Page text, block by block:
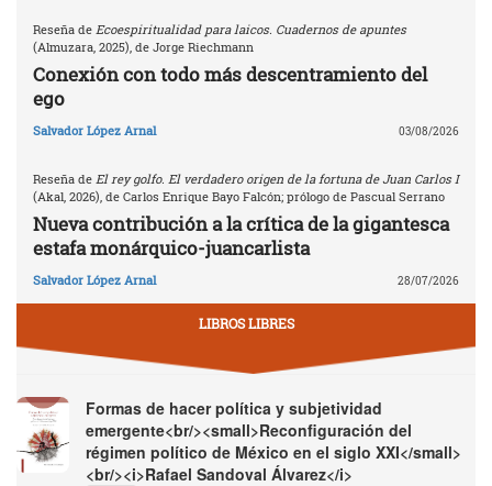
Reseña de Ecoespiritualidad para laicos. Cuadernos de apuntes
(Almuzara, 2025), de Jorge Riechmann
Conexión con todo más descentramiento del
ego
Salvador López Arnal 03/08/2026
Reseña de El rey golfo. El verdadero origen de la fortuna de Juan Carlos I
(Akal, 2026), de Carlos Enrique Bayo Falcón; prólogo de Pascual Serrano
Nueva contribución a la crítica de la gigantesca
estafa monárquico-juancarlista
Salvador López Arnal 28/07/2026
LIBROS LIBRES
Formas de hacer política y subjetividad
emergente<br/><small>Reconfiguración del
régimen político de México en el siglo XXI</small>
<br/><i>Rafael Sandoval Álvarez</i>